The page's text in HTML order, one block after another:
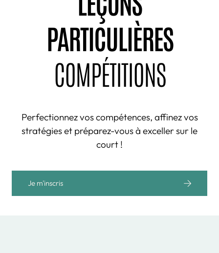
PARTICULIÈRES
COMPÉTITIONS
Perfectionnez vos compétences, affinez vos
stratégies et préparez-vous à exceller sur le
court !
Je m'inscris